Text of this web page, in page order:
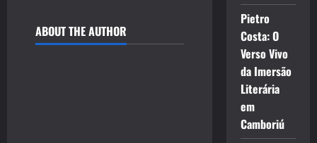
ABOUT THE AUTHOR
Pietro
Costa: O
Verso Vivo
da Imersão
Literária
em
Camboriú